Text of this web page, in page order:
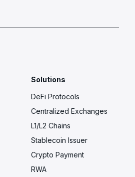
Solutions
DeFi Protocols
Centralized Exchanges
L1/L2 Chains
Stablecoin Issuer
Crypto Payment
RWA